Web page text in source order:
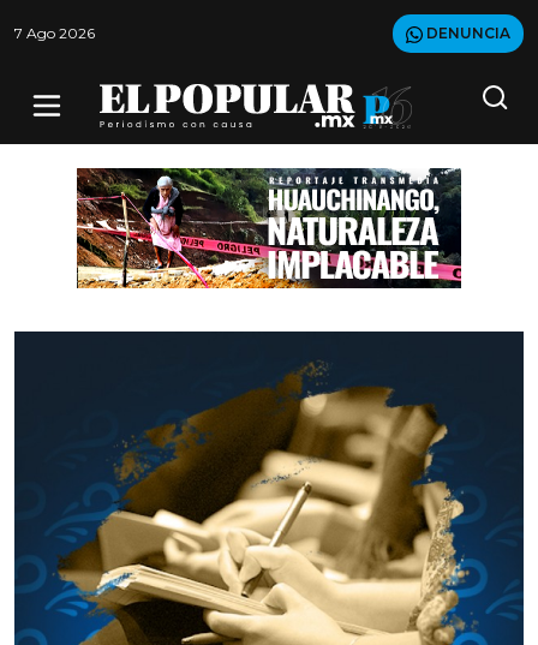
7 Ago 2026 DENUNCIA